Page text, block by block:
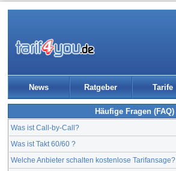
News Ratgeber Tarife
Häufige Fragen (FAQ)
Was ist Call-by-Call?
Was ist Takt 60/60 ?
Welche Anbieter schalten kostenlose Tarifansage?